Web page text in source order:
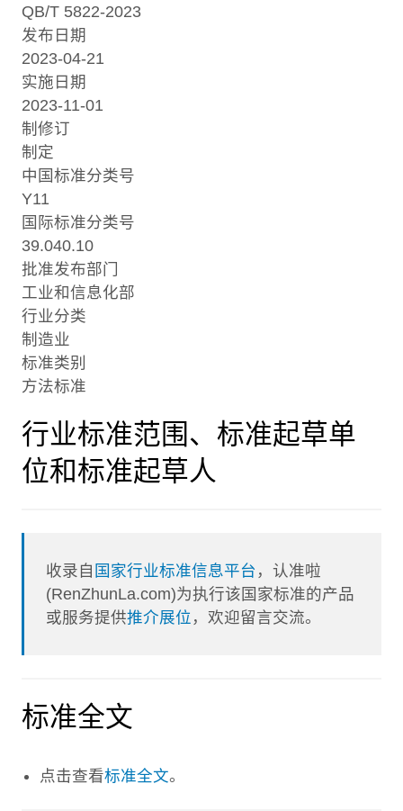
QB/T 5822-2023
发布日期
2023-04-21
实施日期
2023-11-01
制修订
制定
中国标准分类号
Y11
国际标准分类号
39.040.10
批准发布部门
工业和信息化部
行业分类
制造业
标准类别
方法标准
行业标准范围、标准起草单
位和标准起草人
收录自 国家行业标准信息平台 ，认准啦
(RenZhunLa.com)为执行该国家标准的产品
或服务提供推介展位 ，欢迎留言交流。
标准全文
点击查看标准全文。